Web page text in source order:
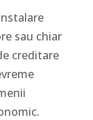
sau chiar
creditare